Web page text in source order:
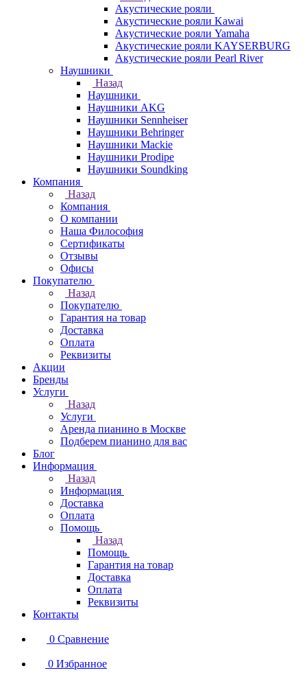
Акустические рояли
Акустические рояли Kawai
Акустические рояли Yamaha
Акустические рояли KAYSERBURG
Акустические рояли Pearl River
Наушники
Назад
Наушники
Наушники AKG
Наушники Sennheiser
Наушники Behringer
Наушники Mackie
Наушники Prodipe
Наушники Soundking
Компания
Назад
Компания
О компании
Наша Философия
Сертификаты
Отзывы
Офисы
Покупателю
Назад
Покупателю
Гарантия на товар
Доставка
Оплата
Реквизиты
Акции
Бренды
Услуги
Назад
Услуги
Аренда пианино в Москве
Подберем пианино для вас
Блог
Информация
Назад
Информация
Доставка
Оплата
Помощь
Назад
Помощь
Гарантия на товар
Доставка
Оплата
Реквизиты
Контакты
0 Сравнение
0 Избранное